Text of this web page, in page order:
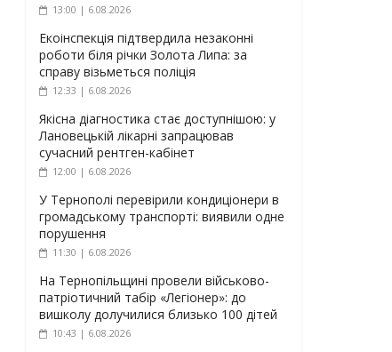
13:00 | 6.08.2026
Екоінспекція підтвердила незаконні
роботи біля річки Золота Липа: за
справу візьметься поліція
12:33 | 6.08.2026
Якісна діагностика стає доступнішою: у
Лановецькій лікарні запрацював
сучасний рентген-кабінет
12:00 | 6.08.2026
У Тернополі перевірили кондиціонери в
громадському транспорті: виявили одне
порушення
11:30 | 6.08.2026
На Тернопільщині провели військово-
патріотичний табір «Легіонер»: до
вишколу долучилися близько 100 дітей
10:43 | 6.08.2026